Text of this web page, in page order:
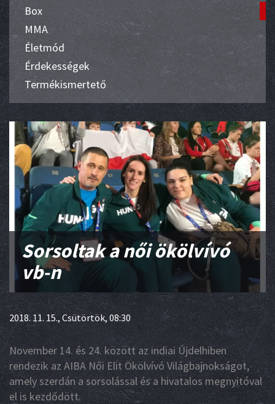
Box
MMA
Életmód
Érdekességek
Termékismertető
Sorsoltak a női ökölvívó
vb-n
2018. 11. 15., Csütörtök, 08:30
November 14. és 24. között az indiai Újdelhiben
rendezik az AIBA Női Elit Ökölvívó Világbajnokságot,
amely szerdán a sorsolással és a hivatalos megnyitóval
el is kezdődött.